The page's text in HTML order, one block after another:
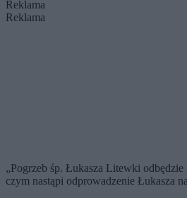
Reklama
Reklama
„Pogrzeb śp. Łukasza Litewki
czym nastąpi odprowadzenie Łukasza